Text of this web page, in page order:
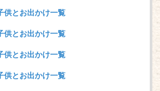
供とお出かけ一覧
供とお出かけ一覧
供とお出かけ一覧
供とお出かけ一覧